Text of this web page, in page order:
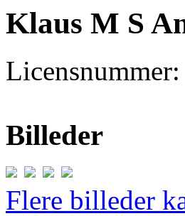
Klaus M S
Billeder
Flere billeder